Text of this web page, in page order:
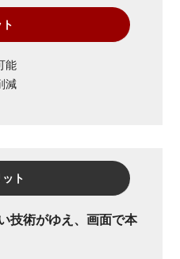
能
減
ト
技術がゆえ、画面で本